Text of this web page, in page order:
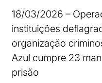
18/03/2026 –
instituições
organização
Azul cumpre 23
prisão